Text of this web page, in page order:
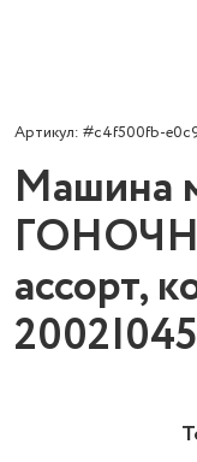
Артикул: #c4f500fb-
Машина
ассорт,